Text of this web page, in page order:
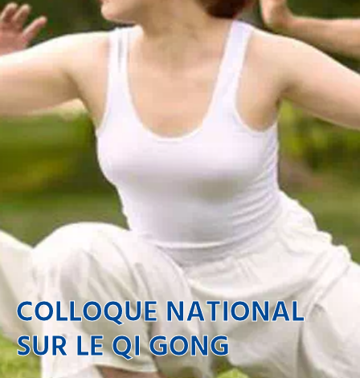
COLLOQUE NATIONAL
SUR LE QI GONG